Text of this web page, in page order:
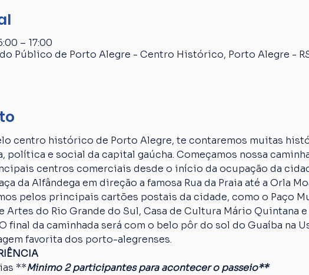
– 17:00
Público de Porto Alegre - Centro Histórico, Porto Alegre -
centro histórico de Porto Alegre, te contaremos muitas
política e social da capital gaúcha. Começamos nossa
centros comerciais desde o início da ocupação da
da Alfândega em direção a famosa Rua da Praia até a Orla
pelos principais cartões postais da cidade, como o Paço
Artes do Rio Grande do Sul, Casa de Cultura Mário Quintana
final da caminhada será com o belo pôr do sol do Guaíba na
favorita dos porto-alegrenses.
**Minimo 2 participantes para acontecer o passeio**